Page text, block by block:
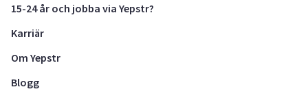
15-24 år och jobba via Yepstr?
Karriär
Om Yepstr
Blogg